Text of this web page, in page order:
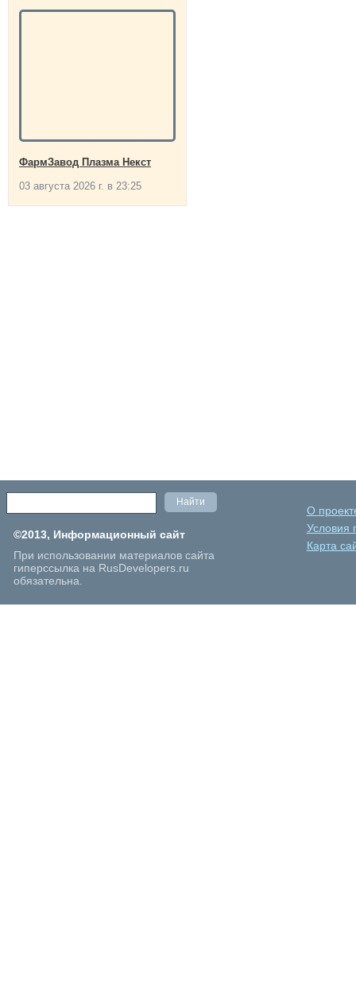
ФармЗавод Плазма Некст
03 августа 2026 г. в 23:25
©2013, Информационный сайт
При использовании материалов сайта
гиперссылка на RusDevelopers.ru
обязательна.
О
Условия
Карта